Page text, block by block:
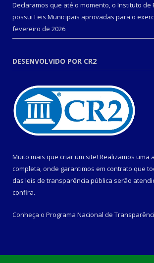
Declaramos que até o momento, o Instituto de
possui Leis Municipais aprovadas para o
fevereiro de 2026
DESENVOLVIDO POR CR2
Muito mais que criar um site! Realizamos uma
completa, onde garantimos em contrato que
das leis de transparência pública serão
confira.
Conheça o Programa Nacional de